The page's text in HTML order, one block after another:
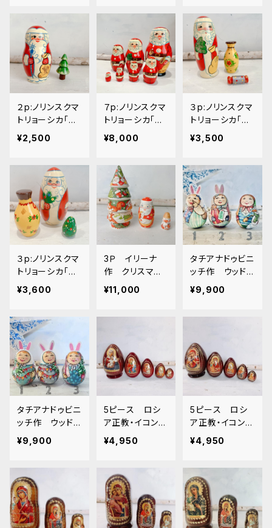
２p:ノリンスクマ
トリョーシカ「ク
リスマス ツリ
ー」１１ｃｍ
¥2,500
７p:ノリンスクマ
トリョーシカ「ク
リスマス 」１５
ｃｍ
¥8,000
３p:ノリンスクマ
トリョーシカ「ク
リスマス 筒形」
１３.５ｃｍ
¥3,500
３p:ノリンスクマ
トリョーシカ「ク
リスマス 卵形」
１２.５ｃｍ
¥3,600
3Ｐ イリーナ
作 クリスマス
ツリーマトリョー
シカC 台座グ
¥11,000
タチアナドゥビニ
ッチ作 ウッドバ
ーニング おき
あがりこぼし
¥9,900
タチアナドゥビニ
ッチ作 ウッドバ
ーニング おき
あがりこぼし
¥9,900
5ピース ロシ
ア正教・イコンの
マトリョーシカ
BIG (2)[the mo
Leushinskaya]
16cm
¥4,950
5ピース ロシ
ア正教・イコンの
マトリョーシカ
BIG (1)[the mo
6cm
¥4,950